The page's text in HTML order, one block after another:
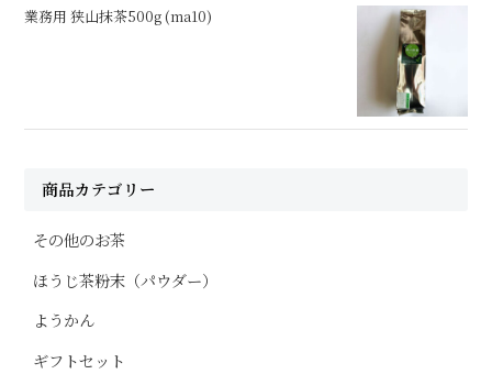
業務用 狭山抹茶500g (ma10)
商品カテゴリー
その他のお茶
ほうじ茶粉末（パウダー）
ようかん
ギフトセット